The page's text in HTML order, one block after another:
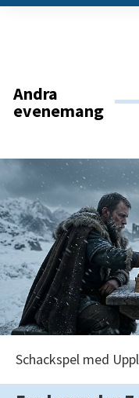
Andra
evenemang
Schackspel med